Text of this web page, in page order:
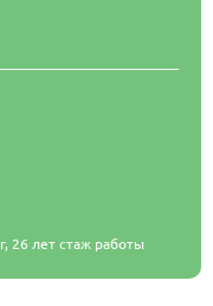
26 лет стаж работы